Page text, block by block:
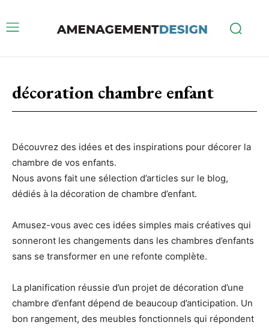
décoration chambre enfant
Découvrez des idées et des inspirations pour décorer la
chambre de vos enfants.
Nous avons fait une sélection d’articles sur le blog,
dédiés à la décoration de chambre d’enfant.
Amusez-vous avec ces idées simples mais créatives qui
sonneront les changements dans les chambres d’enfants
sans se transformer en une refonte complète.
La planification réussie d’un projet de décoration d’une
chambre d’enfant dépend de beaucoup d’anticipation. Un
bon rangement, des meubles fonctionnels qui répondent